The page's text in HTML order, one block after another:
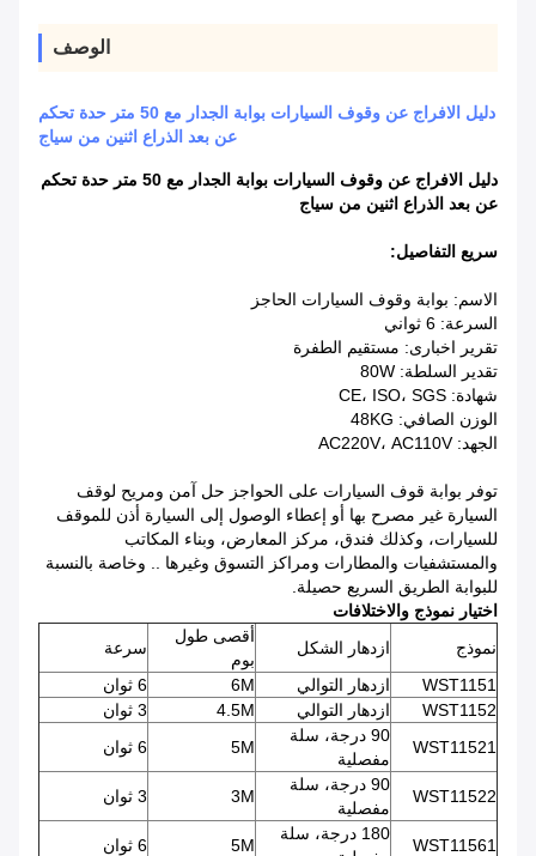
الوصف
دليل الافراج عن وقوف السيارات بوابة الجدار مع 50 متر حدة تحكم
عن بعد الذراع اثنين من سياج
دليل الافراج عن وقوف السيارات بوابة الجدار مع 50 متر حدة تحكم
عن بعد الذراع اثنين من سياج
سريع التفاصيل:
الاسم: بوابة وقوف السيارات الحاجز
السرعة: 6 ثواني
تقرير اخبارى: مستقيم الطفرة
تقدير السلطة: 80W
شهادة: CE، ISO، SGS
الوزن الصافي: 48KG
الجهد: AC220V، AC110V
توفر بوابة قوف السيارات على الحواجز حل آمن ومريح لوقف
السيارة غير مصرح بها أو إعطاء الوصول إلى السيارة أذن للموقف
للسيارات، وكذلك فندق، مركز المعارض، وبناء المكاتب
والمستشفيات والمطارات ومراكز التسوق وغيرها .. وخاصة بالنسبة
للبوابة الطريق السريع حصيلة.
اختيار نموذج والاختلافات
نموذج
ازدهار الشكل
أقصى طول
بوم
سرعة
WST1151
ازدهار التوالي 6M
6 ثوان
WST1152
ازدهار التوالي 4.5M
3 ثوان
WST11521
90 درجة، سلة
مفصلية
5M 6 ثوان
WST11522
90 درجة، سلة
مفصلية
3M 3 ثوان
WST11561
180 درجة، سلة
5M 6 ثوان